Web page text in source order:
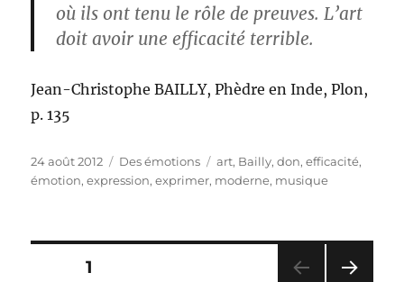
où ils ont tenu le rôle de preuves. L’art
doit avoir une efficacité terrible.
Jean-Christophe BAILLY, Phèdre en Inde, Plon,
p. 135
Publié
le
24 août 2012 Catégories
Des émotions Étiquettes
art, Bailly,don,efficacité,
émotion,expression,exprimer, moderne, musique
Pagination
PAGE1